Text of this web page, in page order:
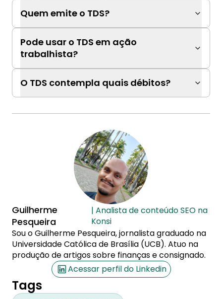
Quem emite o TDS?
Pode usar o TDS em ação
trabalhista?
O TDS contempla quais débitos?
Guilherme
Pesqueira
| Analista de conteúdo SEO na
Konsi
Sou o Guilherme Pesqueira, jornalista graduado na
Universidade Católica de Brasília (UCB). Atuo na
produção de artigos sobre finanças e consignado.
Acessar perfil do Linkedin
Tags